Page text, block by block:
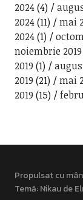
2024(4)
2024(11) mai
2024(1)
noiembrie 2019
2019 (1)
2019 (21) mai
2019 (15)
Propulsat cu
Temă: Nikau de